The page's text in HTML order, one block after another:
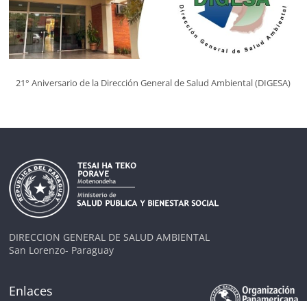
21° Aniversario de la Dirección General de Salud Ambiental (DIGESA)
DIRECCION GENERAL DE SALUD AMBIENTAL
San Lorenzo- Paraguay
Enlaces